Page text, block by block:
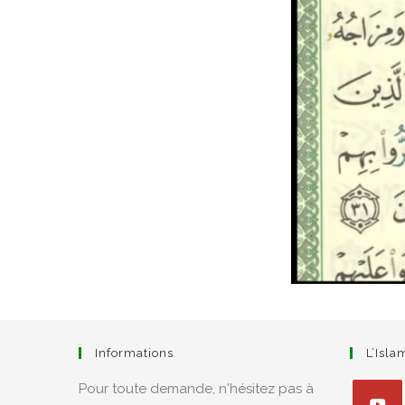
Informations
Pour toute demande, n'hésitez pas à